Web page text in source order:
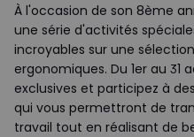
À l'occasion de son 8ème
une série d'activités
incroyables sur une
ergonomiques. Du 1er au 31
exclusives et participez à
qui vous permettront de
travail tout en réalisant de